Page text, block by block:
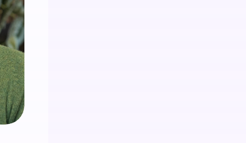
Retail media
Integrieren Sie Retail Media
auf jedem Self-Checkout Touchpoint.